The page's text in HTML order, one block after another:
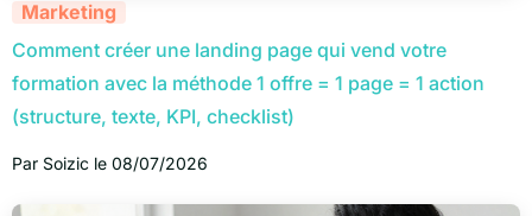
Marketing
Comment créer une landing page qui vend votre
formation avec la méthode 1 offre = 1 page = 1 action
(structure, texte, KPI, checklist)
Par Soizic le 08/07/2026